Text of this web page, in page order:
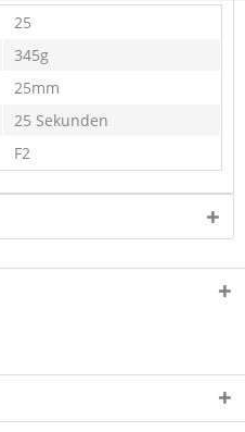
25
345g
25mm
25 Sekunden
F2